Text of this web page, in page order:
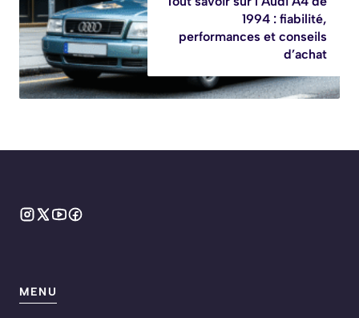
1994 : fiabilité,
performances et conseils
d’achat
MENU